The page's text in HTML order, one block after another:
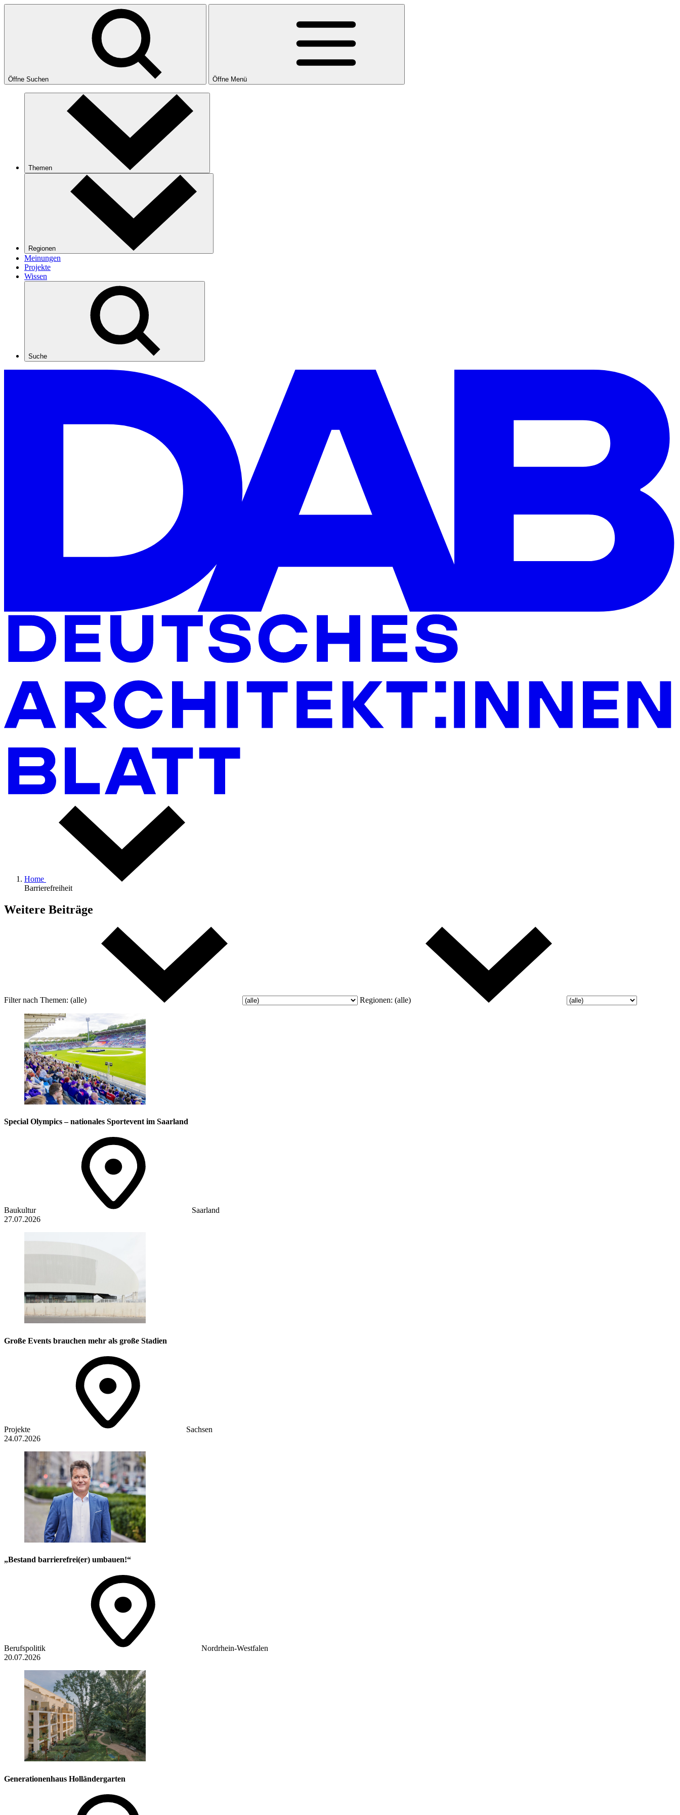
Öffne Suchen Öffne Menü
Themen
Regionen
Meinungen
Projekte
Wissen
Suche
Home
Barrierefreiheit
Weitere Beiträge
Filter nach Themen: (alle) Regionen: (alle)
Special Olympics – nationales Sportevent im Saarland
Baukultur
Saarland
27.07.2026
Große Events brauchen mehr als große Stadien
Projekte
Sachsen
24.07.2026
„Bestand barrierefrei(er) umbauen!“
Berufspolitik
Nordrhein-Westfalen
20.07.2026
Generationenhaus Holländergarten